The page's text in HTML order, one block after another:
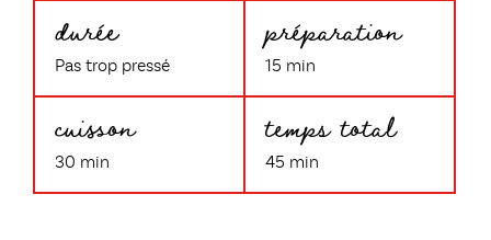
durée
Pas trop pressé
préparation
15 min
cuisson
30 min
temps total
45 min